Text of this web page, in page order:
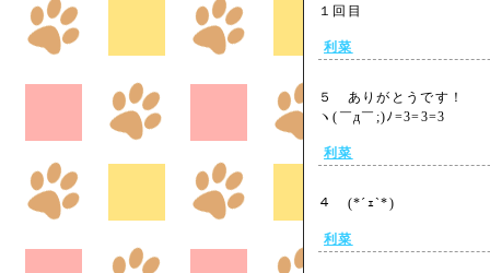
１回目
利菜
５ ありがとうです！
ヽ(￣д￣;)ﾉ=3=3=3
利菜
４ (*´ｪ`*)
利菜